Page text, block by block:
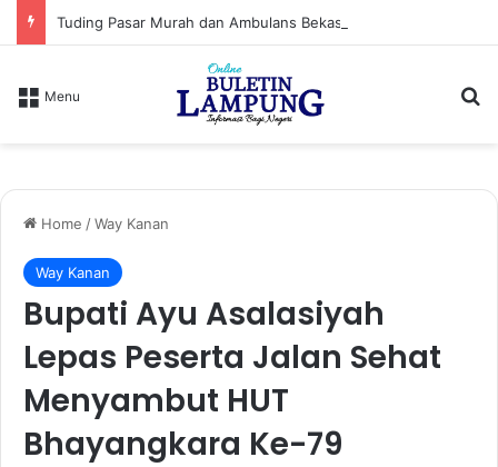
Menu
Home /Way Kanan
Way Kanan
Bupati Ayu Asalasiyah
Lepas Peserta Jalan Sehat
Menyambut HUT
Bhayangkara Ke-79